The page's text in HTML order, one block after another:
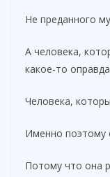
Не преданного
А человека,
какое-то
Человека,
Именно поэтому
Потому что она